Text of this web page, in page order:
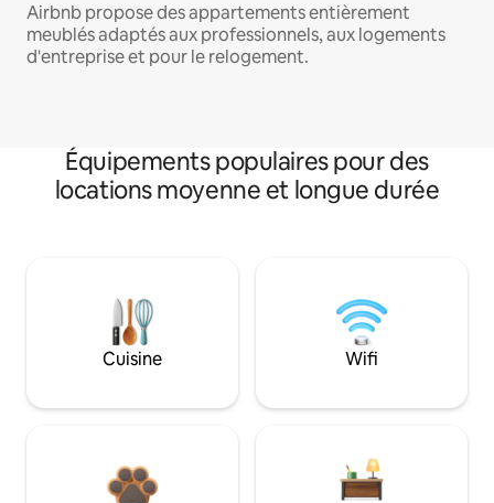
Airbnb propose des appartements entièrement
meublés adaptés aux professionnels, aux logements
d'entreprise et pour le relogement.
Équipements populaires pour des
locations moyenne et longue durée
Cuisine Wifi